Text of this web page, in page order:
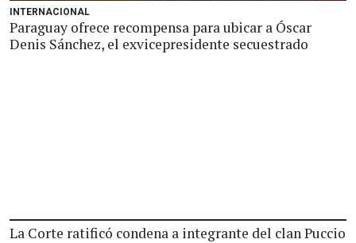
INTERNACIONAL
Paraguay ofrece recompensa para ubicar a Óscar
Denis Sánchez, el exvicepresidente secuestrado
La Corte ratificó condena a integrante del clan Puccio